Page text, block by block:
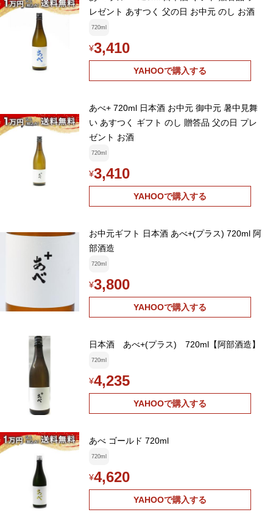
レゼント あすつく 父の日 お中元 のし お酒
720ml
¥3,410
YAHOOで購入する
あべ+ 720ml 日本酒 お中元 御中元 暑中見舞
い あすつく ギフト のし 贈答品 父の日 プレ
ゼント お酒
720ml
¥3,410
YAHOOで購入する
お中元ギフト 日本酒 あべ+(プラス) 720ml 阿
部酒造
720ml
¥3,800
YAHOOで購入する
日本酒 あべ+(プラス) 720ml【阿部酒造】
720ml
¥4,235
YAHOOで購入する
あべ ゴールド 720ml
720ml
¥4,620
YAHOOで購入する